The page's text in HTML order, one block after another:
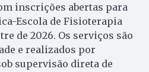
inscrições abertas para
Escola de Fisioterapia
de 2026. Os serviços são
e realizados por
supervisão direta de